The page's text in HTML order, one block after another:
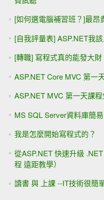
[如何選電腦補習班？]最昂
[自我評量表] ASP.NET我
[轉職] 寫程式真的能發大財
ASP.NET Core MVC 第一
ASP.NET MVC 第一天課
MS SQL Server資料庫簡
我是怎麼開始寫程式的？
從ASP.NET 快速升級
程 遠距教學）
讀書 與 上課 --IT技術很簡